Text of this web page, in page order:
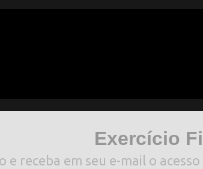
Exercício
receba em seu e-mail o